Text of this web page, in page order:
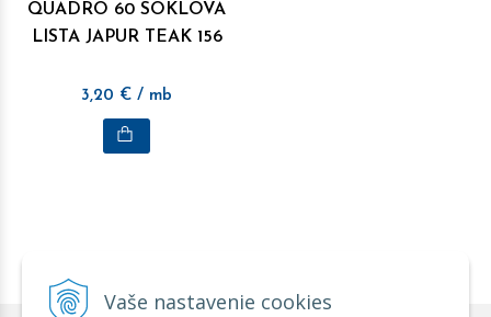
Vaše nastavenie cookies
QUADRO 60 SOKLOVA
LISTA JAPUR TEAK 156
3,20 € / mb